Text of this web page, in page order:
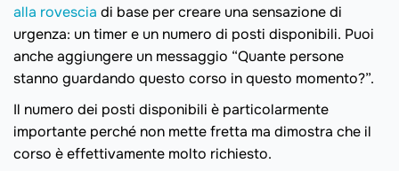
alla rovescia di base per creare una sensazione di
urgenza: un timer e un numero di posti disponibili. Puoi
anche aggiungere un messaggio “Quante persone
stanno guardando questo corso in questo momento?”.
Il numero dei posti disponibili è particolarmente
importante perché non mette fretta ma dimostra che il
corso è effettivamente molto richiesto.